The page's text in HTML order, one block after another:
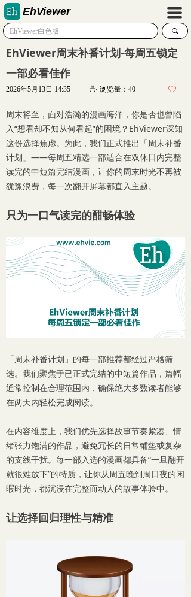
끠
EhViewer 끀
周末将至，面对浩瀚的漫画海洋，你是否也曾陷
入“想看却不知从何看起”的困境？EhViewer深知
这份选择焦虑。为此，我们正式推出「周末补番
计划」——每周五精选一部适合在双休日内完整
读完的中短篇完结漫画，让你的周末时光不再被
犹豫浪费，每一次翻开屏幕都直入主题。
只为一口气读完的酣畅体验
「周末补番计划」的每一部推荐都经过严格筛
选。我们聚焦于已正式完结的中短篇作品，篇幅
通常控制在合理范围内，确保绝大多数读者能够
在两天内轻松完成阅读。
在内容维度上，我们优先选择故事节奏紧凑、情
绪张力饱满的作品，避免冗长的日常铺垫或复杂
的支线干扰。每一部入选的漫画都具备“一旦翻开
就很难放下”的特质，让你从周五晚到周日夜的闲
暇时光，都沉浸在完整而动人的故事体验中。
让选择回归理性与精准
2026年5月13日 14:35 ꄘ 浏览量： 40 ꄀ
EhViewer周末补番计划-每周五锁定
一部必看佳作